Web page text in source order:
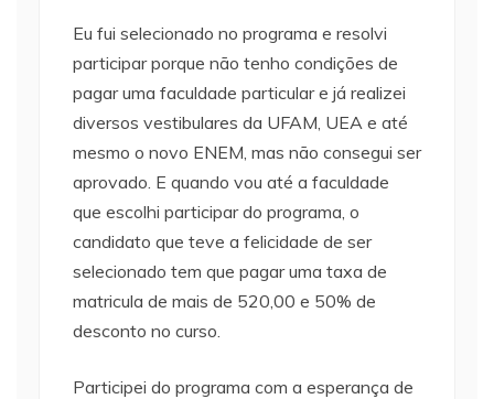
Eu fui selecionado no programa e resolvi
participar porque não tenho condições de
pagar uma faculdade particular e já realizei
diversos vestibulares da UFAM, UEA e até
mesmo o novo ENEM, mas não consegui ser
aprovado. E quando vou até a faculdade
que escolhi participar do programa, o
candidato que teve a felicidade de ser
selecionado tem que pagar uma taxa de
matricula de mais de 520,00 e 50% de
desconto no curso.
Participei do programa com a esperança de